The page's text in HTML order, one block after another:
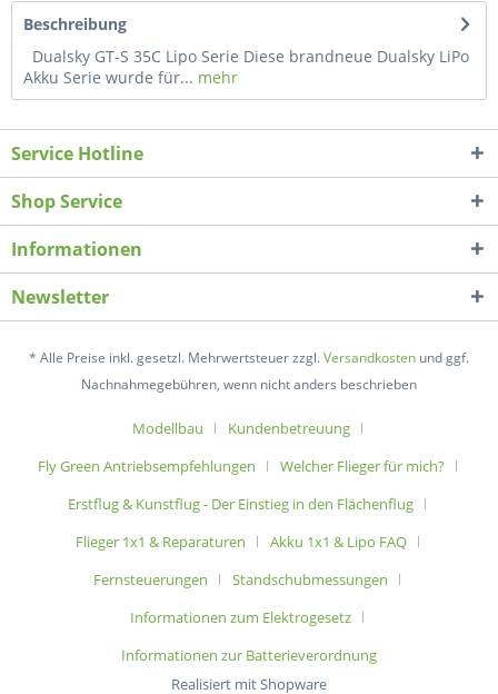
Beschreibung
Dualsky GT-S 35C Lipo Serie Diese brandneue Dualsky LiPo
Akku Serie wurde für... mehr
Service Hotline
Shop Service
Informationen
Newsletter
* Alle Preise inkl. gesetzl. Mehrwertsteuer zzgl.Versandkosten und ggf.
Nachnahmegebühren, wenn nicht anders beschrieben
Modellbau
Kundenbetreuung
Fly Green Antriebsempfehlungen
Welcher Flieger für mich?
Erstflug & Kunstflug - Der Einstieg in den Flächenflug
Flieger 1x1 & Reparaturen
Akku 1x1 & Lipo FAQ
Fernsteuerungen
Standschubmessungen
Informationen zum Elektrogesetz
Informationen zur Batterieverordnung
Realisiert mit Shopware